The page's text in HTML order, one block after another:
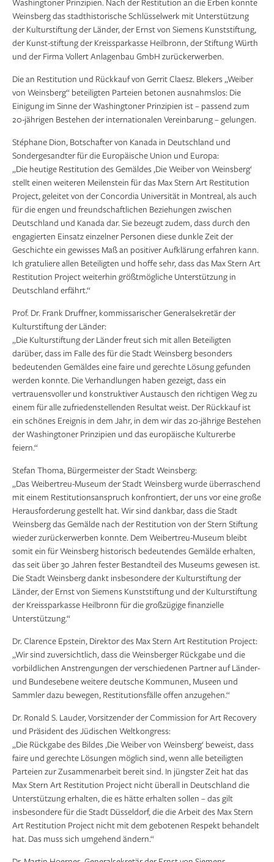
Weinsberg das stadthistorische Schlüsselwerk mit Unterstützung
der Kulturstiftung der Länder, der Ernst von Siemens Kunststiftung,
der Kunst-stiftung der Kreissparkasse Heilbronn, der Stiftung Würth
und der Firma Vollert Anlagenbau GmbH zurückerwerben.
Die an Restitution und Rückkauf von Gerrit Claesz. Blekers „Weiber
von Weinsberg“ beteiligten Parteien betonen ausnahmslos: Die
Einigung im Sinne der Washingtoner Prinzipien ist – passend zum
20-jährigen Bestehen der internationalen Vereinbarung – gelungen.
Stéphane Dion, Botschafter von Kanada in Deutschland und
Sondergesandter für die Europäische Union und Europa:
„Die heutige Restitution des Gemäldes ‚Die Weiber von Weinsberg‘
stellt einen weiteren Meilenstein für das Max Stern Art Restitution
Project, geleitet von der Concordia Universität in Montreal, als auch
für die engen und freundschaftlichen Beziehungen zwischen
Deutschland und Kanada dar. Sie bezeugt zudem, dass durch den
engagierten Einsatz einzelner Personen diese dunkle Zeit der
Geschichte ein gewisses Maß an positiver Aufklärung erfahren kann.
Ich gratuliere allen Beteiligten und hoffe sehr, dass das Max Stern Art
Restitution Project weiterhin größtmögliche Unterstützung in
Deutschland erfährt.“
Prof. Dr. Frank Druffner, kommissarischer Generalsekretär der
Kulturstiftung der Länder:
„Die Kulturstiftung der Länder freut sich mit allen Beteiligten
darüber, dass im Falle des für die Stadt Weinsberg besonders
bedeutenden Gemäldes eine faire und gerechte Lösung gefunden
werden konnte. Die Verhandlungen haben gezeigt, dass ein
vertrauensvoller und konstruktiver Austausch den richtigen Weg zu
einem für alle zufriedenstellenden Resultat weist. Der Rückkauf ist
ein schönes Ereignis in dem Jahr, in dem wir das 20-jährige Bestehen
der Washingtoner Prinzipien und das europäische Kulturerbe
feiern.“
Stefan Thoma, Bürgermeister der Stadt Weinsberg:
„Das Weibertreu-Museum der Stadt Weinsberg wurde überraschend
mit einem Restitutionsanspruch konfrontiert, der uns vor eine große
Herausforderung gestellt hat. Wir sind dankbar, dass die Stadt
Weinsberg das Gemälde nach der Restitution von der Stern Stiftung
wieder zurückerwerben konnte. Dem Weibertreu-Museum bleibt
somit ein für Weinsberg historisch bedeutendes Gemälde erhalten,
das seit über 30 Jahren fester Bestandteil des Museums gewesen ist.
Die Stadt Weinsberg dankt insbesondere der Kulturstiftung der
Länder, der Ernst von Siemens Kunststiftung und der Kulturstiftung
der Kreissparkasse Heilbronn für die großzügige finanzielle
Unterstützung.“
Dr. Clarence Epstein, Direktor des Max Stern Art Restitution Project:
„Wir sind zuversichtlich, dass die Weinsberger Rückgabe und die
vorbildlichen Anstrengungen der verschiedenen Partner auf Länder-
und Bundesebene weitere deutsche Kommunen, Museen und
Sammler dazu bewegen, Restitutionsfälle offen anzugehen.“
Dr. Ronald S. Lauder, Vorsitzender der Commission for Art Recovery
und Präsident des Jüdischen Weltkongress:
„Die Rückgabe des Bildes ‚Die Weiber von Weinsberg‘ beweist, dass
faire und gerechte Lösungen möglich sind, wenn alle beteiligten
Parteien zur Zusammenarbeit bereit sind. In jüngster Zeit hat das
Max Stern Art Restitution Project nicht überall in Deutschland die
Unterstützung erhalten, die es hätte erhalten sollen – das gilt
insbesondere für die Stadt Düsseldorf, die die Arbeit des Max Stern
Art Restitution Project nicht mit dem gebotenen Respekt behandelt
hat. Das muss sich umgehend ändern.“